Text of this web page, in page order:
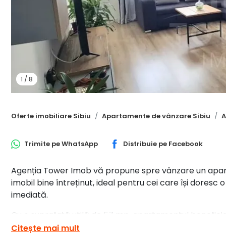
1 /8
Oferte imobiliare Sibiu Apartamente de vânzare Sibiu
Trimite peWhatsApp Distribuie pe Facebook
Agenția Tower Imob vă propune spre vânzare un
imobil bine întreținut, ideal pentru cei care își
imediată.
Cu o suprafață utilă de 57 mp, apartamentul
generoase, oferind confort și funcționalitate pentru
Citește mai mult